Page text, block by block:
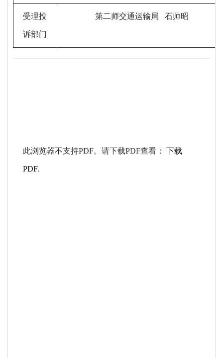
受理投
诉部门
第二师交通运输局 石帅昭
此浏览器不支持PDF。请下载PDF查看： 下载
PDF.